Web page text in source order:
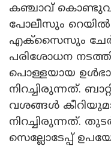
കഞ്ചാവ്
പോലീസും
എക്‌സൈസും
പരിശോധന
പൊള്ളയായ
നിറച്ചിരുന്നത്.
വശങ്ങൾ
നിറച്ചിരുന്നത്.
സെല്ലോടേപ്പ്